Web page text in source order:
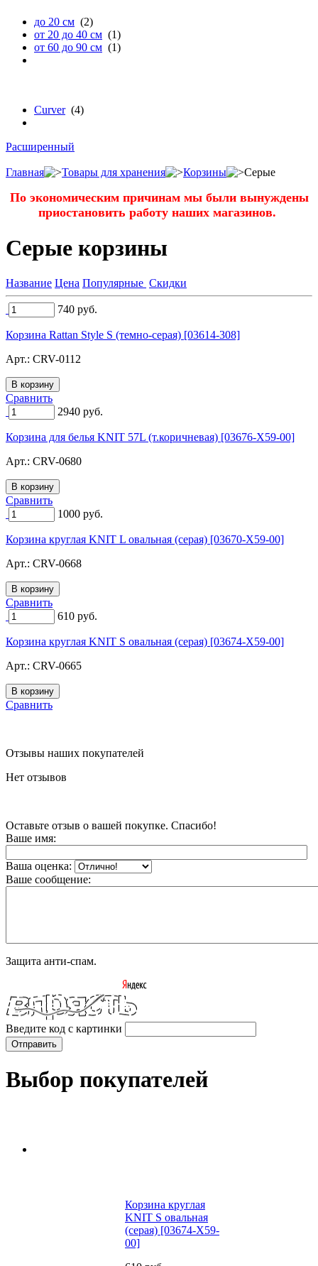
до 20 см (2)
от 20 до 40 см (1)
от 60 до 90 см (1)
Curver (4)
Расширенный
Главная Товары для хранения Корзины Серые
По экономическим причинам мы были вынуждены
приостановить работу наших магазинов.
Серые корзины
Название Цена Популярные Скидки
740 руб.
Корзина Rattan Style S (темно-серая) [03614-308]
Арт.: CRV-0112
Сравнить
2940 руб.
Корзина для белья KNIT 57L (т.коричневая) [03676-X59-00]
Арт.: CRV-0680
Сравнить
1000 руб.
Корзина круглая KNIT L овальная (серая) [03670-X59-00]
Арт.: CRV-0668
Сравнить
610 руб.
Корзина круглая KNIT S овальная (серая) [03674-X59-00]
Арт.: CRV-0665
Сравнить
Отзывы наших покупателей
Нет отзывов
Оставьте отзыв о вашей покупке. Спасибо!
Ваше имя:
Ваша оценка:
Ваше сообщение:
Защита анти-спам.
Введите код с картинки
Выбор покупателей
Корзина круглая
KNIT S овальная
(серая) [03674-X59-
00]